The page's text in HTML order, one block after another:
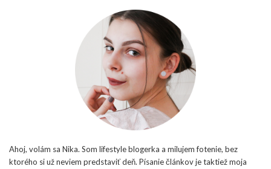
Ahoj, volám sa Nika. Som lifestyle blogerka a milujem fotenie, bez
ktorého si už neviem predstaviť deň. Písanie článkov je taktiež moja